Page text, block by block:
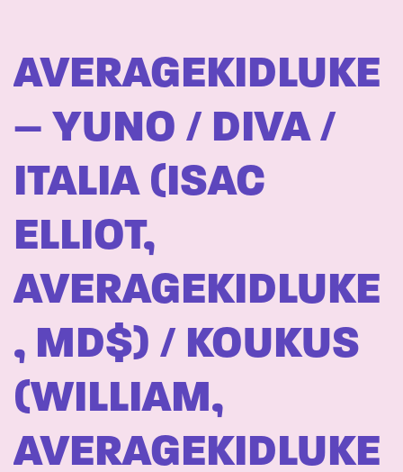
AVERAGEKIDLUKE
– YUNO / DIVA /
ITALIA (ISAC
ELLIOT,
AVERAGEKIDLUKE
, MD$) / KOUKUS
(WILLIAM,
AVERAGEKIDLUKE